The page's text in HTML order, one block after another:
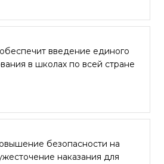
введение единого
в школах по всей стране
безопасности на
наказания для